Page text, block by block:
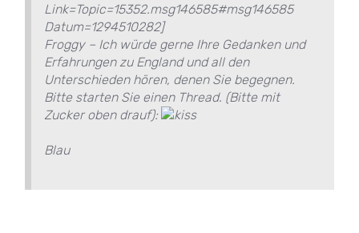
Link=Topic=15352.msg146585#msg146585
Datum=1294510282]
Froggy – Ich würde gerne Ihre Gedanken und
Erfahrungen zu England und all den
Unterschieden hören, denen Sie begegnen.
Bitte starten Sie einen Thread. (Bitte mit
Zucker oben drauf):
Blau